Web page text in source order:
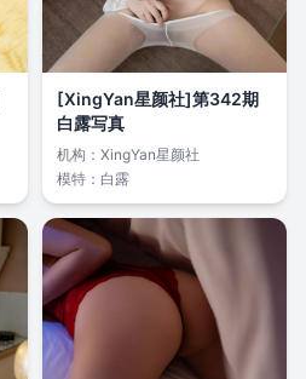
[XingYan星颜社]第342期
白露写真
机构： XingYan星颜社
模特： 白露